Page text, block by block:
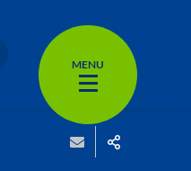
MENU